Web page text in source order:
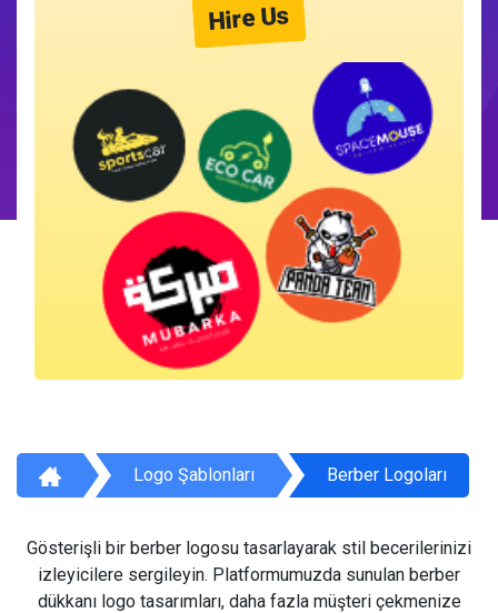
Hire Us
Logo Şablonları Berber Logoları
Gösterişli bir berber logosu tasarlayarak stil becerilerinizi
izleyicilere sergileyin. Platformumuzda sunulan berber
dükkanı logo tasarımları, daha fazla müşteri çekmenize